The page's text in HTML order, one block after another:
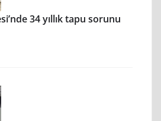
34 yıllık tapu sorunu